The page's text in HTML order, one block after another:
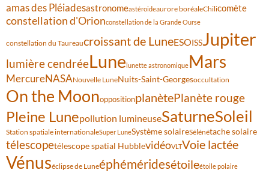
amas des Pléiadesastronomeastéroïdeaurore boréaleChilicomète
constellation d'Orionconstellation de la Grande Ourse
constellation du Taureaucroissant de LuneESOISSJupiter
lumière cendréeLunelunette astronomiqueMars
MercureNASANouvelle LuneNuits-Saint-Georgesoccultation
On the MoonoppositionplanètePlanète rouge
Pleine Lunepollution lumineuseSaturneSoleil
Station spatiale internationaleSuper LuneSystème solaireSélénétache solaire
télescopetélescope spatial HubblevidéoVLTVoie lactée
Vénuséclipse de Luneéphéméridesétoileétoile polaire